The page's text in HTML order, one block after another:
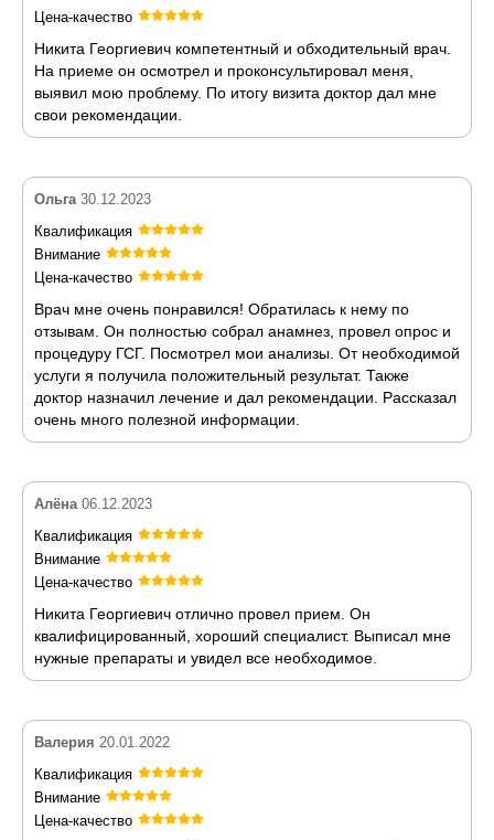
Цена-качество
Никита Георгиевич компетентный и обходительный врач.
На приеме он осмотрел и проконсультировал меня,
выявил мою проблему. По итогу визита доктор дал мне
свои рекомендации.
Ольга 30.12.2023
Квалификация
Внимание
Цена-качество
Врач мне очень понравился! Обратилась к нему по
отзывам. Он полностью собрал анамнез, провел опрос и
процедуру ГСГ. Посмотрел мои анализы. От необходимой
услуги я получила положительный результат. Также
доктор назначил лечение и дал рекомендации. Рассказал
очень много полезной информации.
Алёна 06.12.2023
Квалификация
Внимание
Цена-качество
Никита Георгиевич отлично провел прием. Он
квалифицированный, хороший специалист. Выписал мне
нужные препараты и увидел все необходимое.
Валерия 20.01.2022
Квалификация
Внимание
Цена-качество